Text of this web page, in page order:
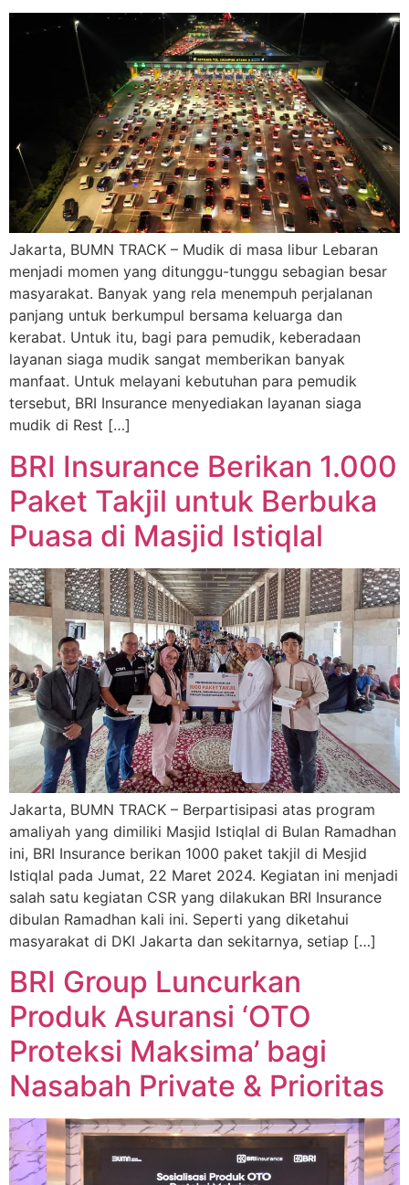
Jakarta, BUMN TRACK – Mudik di masa libur Lebaran
menjadi momen yang ditunggu-tunggu sebagian besar
masyarakat. Banyak yang rela menempuh perjalanan
panjang untuk berkumpul bersama keluarga dan
kerabat. Untuk itu, bagi para pemudik, keberadaan
layanan siaga mudik sangat memberikan banyak
manfaat. Untuk melayani kebutuhan para pemudik
tersebut, BRI Insurance menyediakan layanan siaga
mudik di Rest […]
BRI Insurance Berikan 1.000
Paket Takjil untuk Berbuka
Puasa di Masjid Istiqlal
Jakarta, BUMN TRACK – Berpartisipasi atas program
amaliyah yang dimiliki Masjid Istiqlal di Bulan Ramadhan
ini, BRI Insurance berikan 1000 paket takjil di Mesjid
Istiqlal pada Jumat, 22 Maret 2024. Kegiatan ini menjadi
salah satu kegiatan CSR yang dilakukan BRI Insurance
dibulan Ramadhan kali ini. Seperti yang diketahui
masyarakat di DKI Jakarta dan sekitarnya, setiap […]
BRI Group Luncurkan
Produk Asuransi ‘OTO
Proteksi Maksima’ bagi
Nasabah Private & Prioritas